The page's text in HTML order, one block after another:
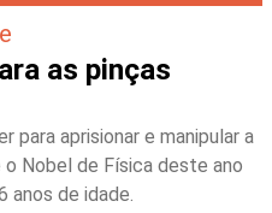
as pinças
para aprisionar e manipular a
Nobel de Física deste ano
anos de idade.